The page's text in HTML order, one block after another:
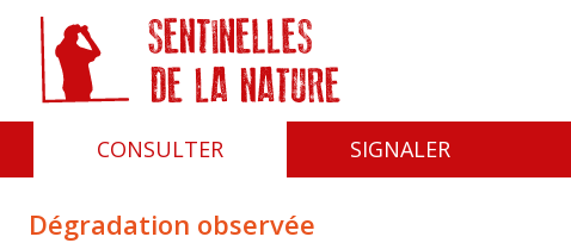
CONSULTER SIGNALER
Dégradation observée
Panneau de gestion des cookies